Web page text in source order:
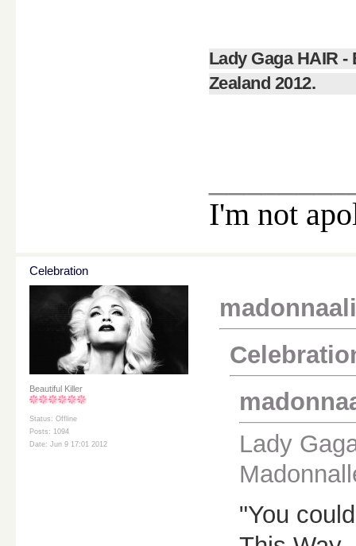
Lady Gaga HAIR -
Zealand 2012.
I'm not
Celebration
Beautiful Killer
Status: Offline
Posts: 1094
Date: Jun 9 17:01 2012
Lady
"You